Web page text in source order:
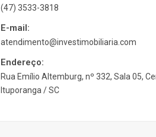
(47) 3533-3818
E-mail:
atendimento@investimobiliaria.com
Endereço:
Rua Emílio Altemburg, nº 332, Sala 05,
Ituporanga / SC